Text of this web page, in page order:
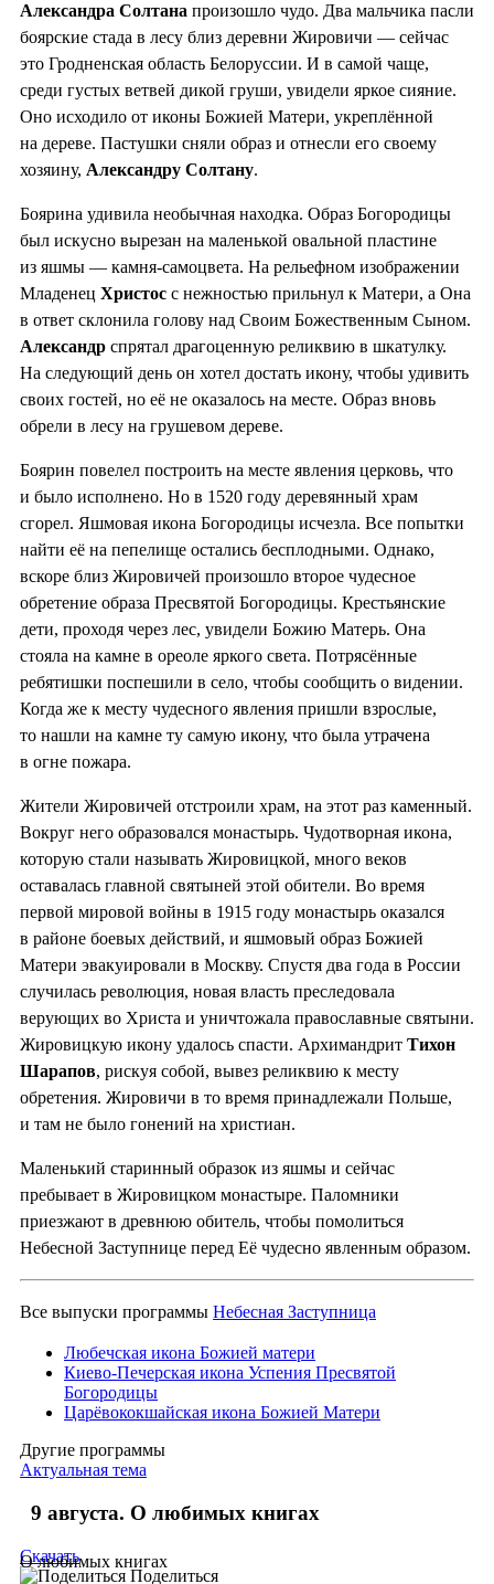
Александра Солтана произошло чудо. Два мальчика пасли
боярские стада в лесу близ деревни Жировичи — сейчас
это Гродненская область Белоруссии. И в самой чаще,
среди густых ветвей дикой груши, увидели яркое сияние.
Оно исходило от иконы Божией Матери, укреплённой
на дереве. Пастушки сняли образ и отнесли его своему
хозяину, Александру Солтану.
Боярина удивила необычная находка. Образ Богородицы
был искусно вырезан на маленькой овальной пластине
из яшмы — камня-самоцвета. На рельефном изображении
Младенец Христос с нежностью прильнул к Матери, а Она
в ответ склонила голову над Своим Божественным Сыном.
Александр спрятал драгоценную реликвию в шкатулку.
На следующий день он хотел достать икону, чтобы удивить
своих гостей, но её не оказалось на месте. Образ вновь
обрели в лесу на грушевом дереве.
Боярин повелел построить на месте явления церковь, что
и было исполнено. Но в 1520 году деревянный храм
сгорел. Яшмовая икона Богородицы исчезла. Все попытки
найти её на пепелище остались бесплодными. Однако,
вскоре близ Жировичей произошло второе чудесное
обретение образа Пресвятой Богородицы. Крестьянские
дети, проходя через лес, увидели Божию Матерь. Она
стояла на камне в ореоле яркого света. Потрясённые
ребятишки поспешили в село, чтобы сообщить о видении.
Когда же к месту чудесного явления пришли взрослые,
то нашли на камне ту самую икону, что была утрачена
в огне пожара.
Жители Жировичей отстроили храм, на этот раз каменный.
Вокруг него образовался монастырь. Чудотворная икона,
которую стали называть Жировицкой, много веков
оставалась главной святыней этой обители. Во время
первой мировой войны в 1915 году монастырь оказался
в районе боевых действий, и яшмовый образ Божией
Матери эвакуировали в Москву. Спустя два года в России
случилась революция, новая власть преследовала
верующих во Христа и уничтожала православные святыни.
Жировицкую икону удалось спасти. Архимандрит Тихон
Шарапов, рискуя собой, вывез реликвию к месту
обретения. Жировичи в то время принадлежали Польше,
и там не было гонений на христиан.
Маленький старинный образок из яшмы и сейчас
пребывает в Жировицком монастыре. Паломники
приезжают в древнюю обитель, чтобы помолиться
Небесной Заступнице перед Её чудесно явленным образом.
Все выпуски программы Небесная Заступница
Любечская икона Божией матери
Киево-Печерская икона Успения Пресвятой
Богородицы
Царёвококшайская икона Божией Матери
Другие программы
Актуальная тема
9 августа. О любимых книгах
О любимых книгах
Скачать
Поделиться